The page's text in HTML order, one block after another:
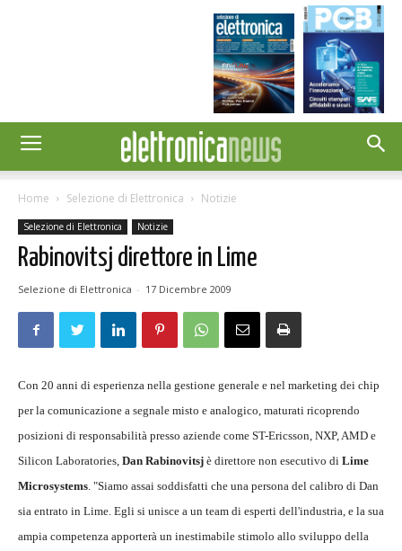
Home Selezione di Elettronica Notizie
Selezione di Elettronica Notizie
Rabinovitsj direttore in Lime
Selezione di Elettronica - 17 Dicembre 2009
Con 20 anni di esperienza nella gestione generale e nel marketing dei chip
per la comunicazione a segnale misto e analogico, maturati ricoprendo
posizioni di responsabilità presso aziende come ST-Ericsson, NXP, AMD e
Silicon Laboratories, Dan Rabinovitsj è direttore non esecutivo di Lime
Microsystems. "Siamo assai soddisfatti che una persona del calibro di Dan
sia entrato in Lime. Egli si unisce a un team di esperti dell'industria, e la sua
ampia competenza apporterà un inestimabile stimolo allo sviluppo della